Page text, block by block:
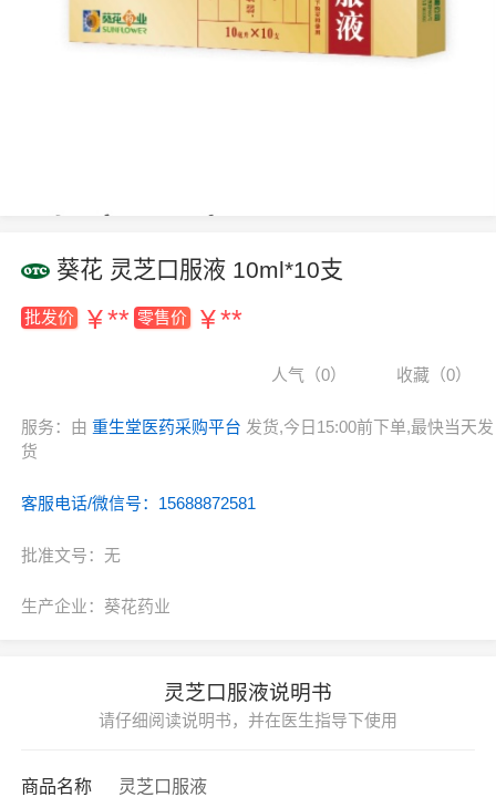
葵花 灵芝口服液 10ml*10支
批发价 ¥** 零售价 ¥**
人气（0） 收藏（0）
服务：由 重生堂医药采购平台 发货,今日15:00前下单,最快当天发
货
客服电话/微信号：15688872581
批准文号：无
生产企业：葵花药业
灵芝口服液说明书
请仔细阅读说明书，并在医生指导下使用
商品名称
灵芝口服液